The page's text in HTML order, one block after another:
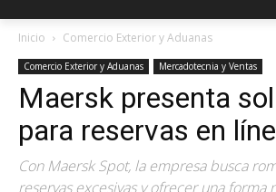
Inicio Comercio Exterior y Aduanas
Comercio Exterior y Aduanas Mercadotecnia y Ventas
Maersk presenta
para reservas en
Con Maersk Spot, la empresa busca
reservas excesivas y ofrecer una forma